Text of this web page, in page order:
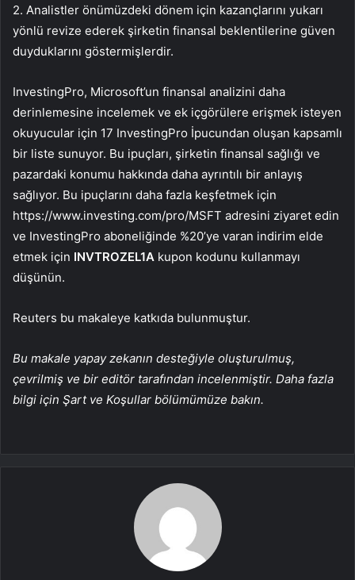
2. Analistler önümüzdeki dönem için kazançlarını yukarı
yönlü revize ederek şirketin finansal beklentilerine güven
duyduklarını göstermişlerdir.
InvestingPro, Microsoft’un finansal analizini daha
derinlemesine incelemek ve ek içgörülere erişmek isteyen
okuyucular için 17 InvestingPro İpucundan oluşan kapsamlı
bir liste sunuyor. Bu ipuçları, şirketin finansal sağlığı ve
pazardaki konumu hakkında daha ayrıntılı bir anlayış
sağlıyor. Bu ipuçlarını daha fazla keşfetmek için
https://www.investing.com/pro/MSFT adresini ziyaret edin
ve InvestingPro aboneliğinde %20’ye varan indirim elde
etmek için INVTROZEL1A kupon kodunu kullanmayı
düşünün.
Reuters bu makaleye katkıda bulunmuştur.
Bu makale yapay zekanın desteğiyle oluşturulmuş,
çevrilmiş ve bir editör tarafından incelenmiştir. Daha fazla
bilgi için Şart ve Koşullar bölümümüze bakın.